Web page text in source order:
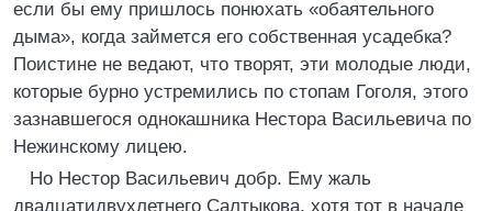
если бы ему пришлось понюхать «обаятельного
дыма», когда займется его собственная усадебка?
Поистине не ведают, что творят, эти молодые люди,
которые бурно устремились по стопам Гоголя, этого
зазнавшегося однокашника Нестора Васильевича по
Нежинскому лицею.
Но Нестор Васильевич добр. Ему жаль
двадцатидвухлетнего Салтыкова, хотя тот в начале